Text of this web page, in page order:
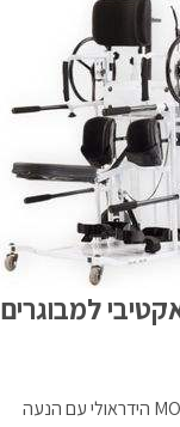
למבוגרים
MOBIGLIDER הידראולי עם הנעה